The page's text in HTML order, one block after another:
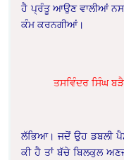
ਹੈ ਪ੍ਰੰਤੂ ਆਉਣ ਵਾਲੀਆਂ
ਕੰਮ ਕਰਨਗੀਆਂ।
ਤਸਵਿੰਦਰ ਸਿੰਘ
ਲੱਭਿਆ। ਜਦੋਂ ਉਹ ਡਬਲੀ
ਕੀ ਹੈ ਤਾਂ ਬੱਚੇ ਬਿਲਕੁਲ